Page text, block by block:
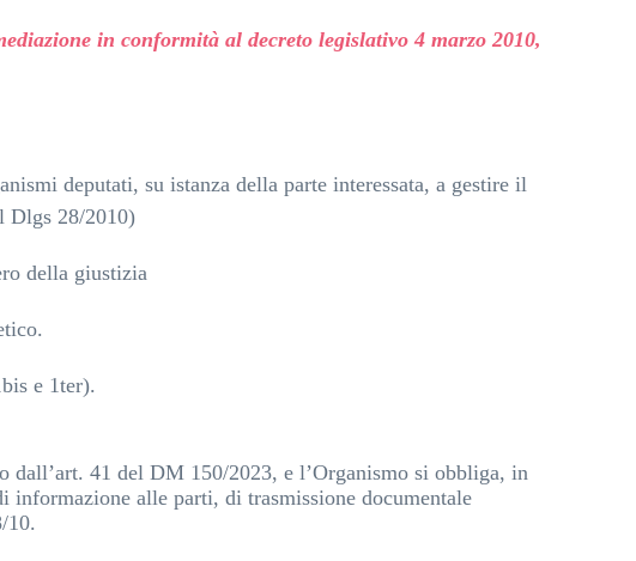
in conformità al decreto legislativo 4 marzo 2010,
deputati, su istanza della parte interessata, a gestire il
Dlgs 28/2010)
della giustizia
e 1ter).
dall’art. 41 del DM 150/2023, e l’Organismo si obbliga, in
alle parti, di trasmissione documentale
10.